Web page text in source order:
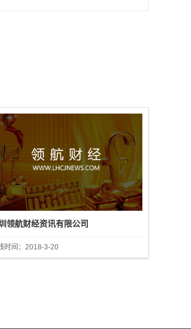
领航财经资讯有限公司
时间：2018-3-20